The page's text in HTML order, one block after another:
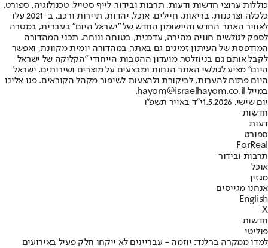
כוללות ערוצי חדשות ודעות, תרבות ובידור, לייף סטייל, טכנולוגיה, ספורט,
כלכלה וצרכנות, בריאות, חיילים, אוכל, יהדות, תיירות ורכב. ב-2021 עלו
לאוויר האתר החדש והיישומון החדש של "ישראל היום" בעברית, במטרה
לספק לגולשים חוויה מהירה, עדכנית, בטוחה ונוחה. תכני המהדורה
המודפסת של העיתון זמינים גם באתר, במהדורה יומית מקוונת, ואפשר
לקבל אותם גם בניוזלטר. מועדון ההטבות הייחודי "הקליקה של ישראל
היום" מציע לגולשי האתר הנחות ומבצעים על מוצרים ושירותים. ישראל
היום פתוח להערות, לביקורת ולהצעות לשיפור מקהל הקוראים. פנו אלינו
במייל hayom@israelhayom.co.il.
יום שישי, 1.5.2026
י"ד באייר תשפ"ו
חדשות
דעות
ספורט
ForReal
תרבות ובידור
אוכל
מגזין
אנחנו מגייסים
English
X
חדשות
פוליטי
למדו ממקרה ברלנד: יוזמה - עבריינים לא ייקחו חלק פעיל באירועים